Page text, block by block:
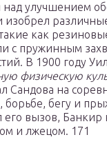
над улучшением
изобрел
как
с пружинным
В 1900 году
физическую
Сандова на
борьбе, бегу и
вызов, Банкир
и лжецом. 171